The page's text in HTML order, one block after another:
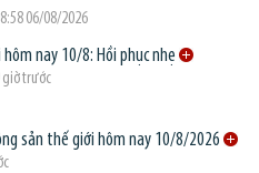
06/08/2026
nay 10/8: Hồi phục nhẹ
giờ trước
sản thế giới hôm nay 10/8/2026